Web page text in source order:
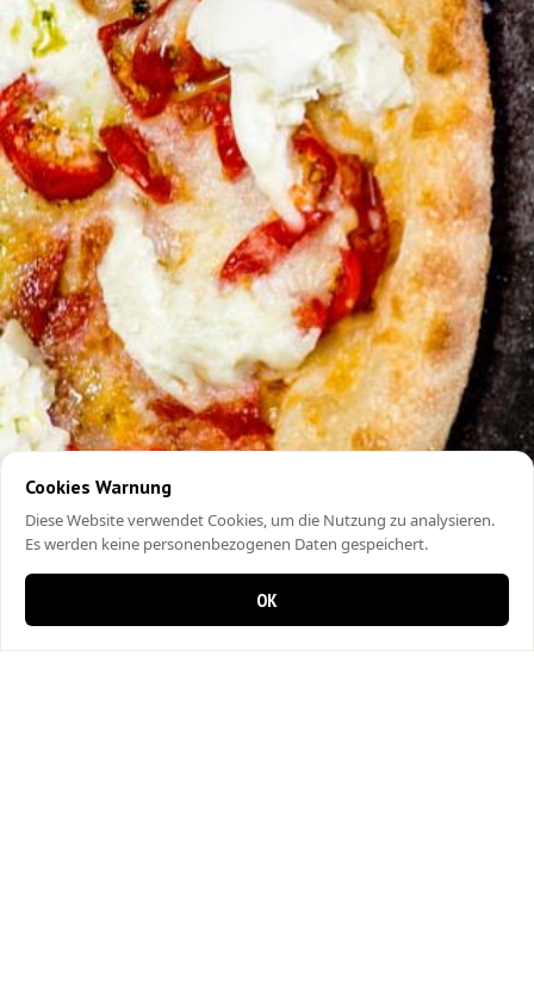
Cookies Warnung
Diese Website verwendet Cookies, um die Nutzung zu analysieren.
Es werden keine personenbezogenen Daten gespeichert.
OK